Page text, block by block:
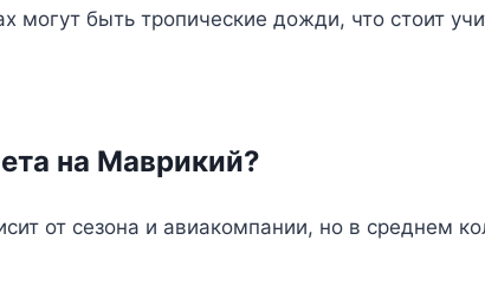
могут быть тропические дожди, что стоит
на Маврикий?
от сезона и авиакомпании, но в среднем